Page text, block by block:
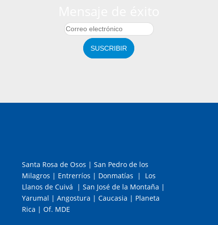
SUSCRIBIR
Santa Rosa de Osos | San Pedro de los
Milagros | Entrerríos | Donmatías | Los
Llanos de Cuivá | San José de la Montaña |
Yarumal | Angostura | Caucasia | Planeta
Rica | Of. MDE